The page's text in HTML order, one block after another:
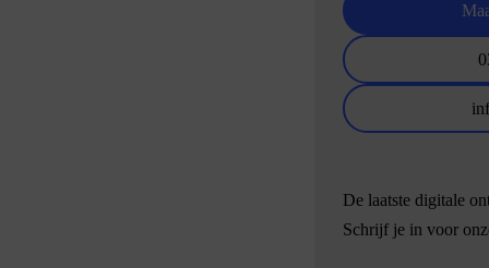
De laatste digitale
Schrijf je in voor